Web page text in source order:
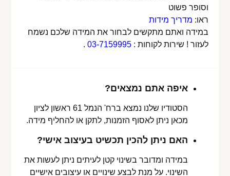
וסופר פשוט
ראו: מדריך מידות
במידה ואתם מתקשים לבחור את המידה שלכם נשמח
לעזור ! שירות לקוחות :03-7159995
.
איפה אתם נמצאים?
הסטודיו שלנו נמצא ברח' הנמל 61 ראשון לציון
מכאן ניתן לאסוף הזמנות, לתקן או להחליף מידה.
האם ניתן להכין תכשיט בעיצוב אישי?
במידה ומדובר בשינוי קטן לעיתים ניתן לעשות את
השינוי. על מנת לבצע שינויים או עיצובים אישיים